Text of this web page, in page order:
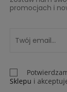
promocjach i
Sklepu i